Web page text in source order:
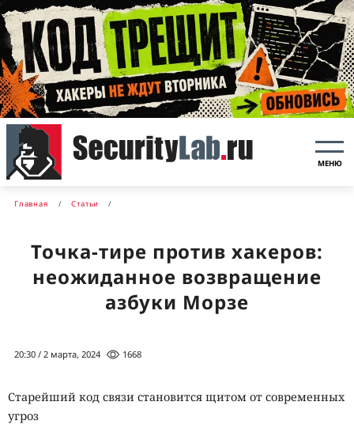
МЕНЮ
Главная Статьи
Точка-тире против хакеров:
неожиданное возвращение
азбуки Морзе
20:30 / 2 марта, 2024 1668
Старейший код связи становится щитом от современных
угроз